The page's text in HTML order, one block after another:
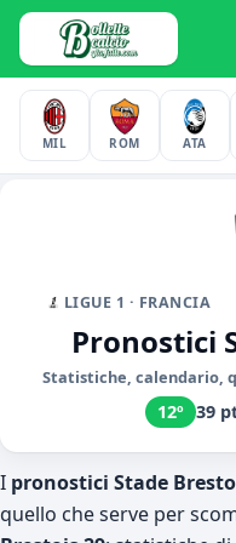
MIL ROM ATA
LIGUE 1 · FRANCIA
Pronostici
Statistiche, calendario,
12º 39
I pronostici Stade
quello che serve per